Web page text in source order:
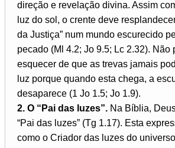
direção e revelação divina. Assim
luz do sol, o crente deve
da Justiça” num mundo escurecido
pecado (Ml 4.2; Jo 9.5; Lc 2.32). Não
esquecer de que as trevas jamais
luz porque quando esta chega, a
desaparece (1 Jo 1.5; Jo 1.9).
2. O “Pai das luzes”. Na Bíblia,
“Pai das luzes” (Tg 1.17). Esta
como o Criador das luzes do